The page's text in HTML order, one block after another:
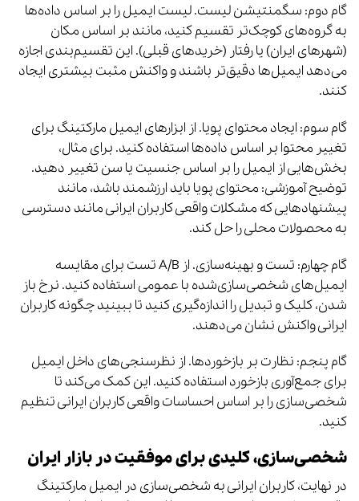
گام دوم: سگمنتیشن لیست. لیست ایمیل را بر اساس داده‌ها
به گروه‌های کوچک‌تر تقسیم کنید، مانند بر اساس مکان
(شهرهای ایران) یا رفتار (خریدهای قبلی). این تقسیم‌بندی اجازه
می‌دهد ایمیل‌ها دقیق‌تر باشند و واکنش مثبت بیشتری ایجاد
کنند.
گام سوم: ایجاد محتوای پویا. از ابزارهای ایمیل مارکتینگ برای
تغییر محتوا بر اساس داده‌ها استفاده کنید. برای مثال،
بخش‌هایی از ایمیل را بر اساس جنسیت یا سن تغییر دهید.
توضیح آموزشی: محتوای پویا باید ارزشمند باشد، مانند
پیشنهادهایی که مشکلات واقعی کاربران ایرانی مانند دسترسی
به محصولات محلی را حل کند.
گام چهارم: تست و بهینه‌سازی. از A/B تست برای مقایسه
ایمیل‌های شخصی‌سازی‌شده با عمومی استفاده کنید. نرخ باز
شدن، کلیک و تبدیل را اندازه‌گیری کنید تا ببینید چگونه کاربران
ایرانی واکنش نشان می‌دهند.
گام پنجم: نظارت بر بازخوردها. از نظرسنجی‌های داخل ایمیل
برای جمع‌آوری بازخورد استفاده کنید. این کمک می‌کند تا
شخصی‌سازی را بر اساس احساسات واقعی کاربران ایرانی تنظیم
کنید.
شخصی‌سازی، کلیدی برای موفقیت در بازار ایران
در نهایت، کاربران ایرانی به شخصی‌سازی در ایمیل مارکتینگ